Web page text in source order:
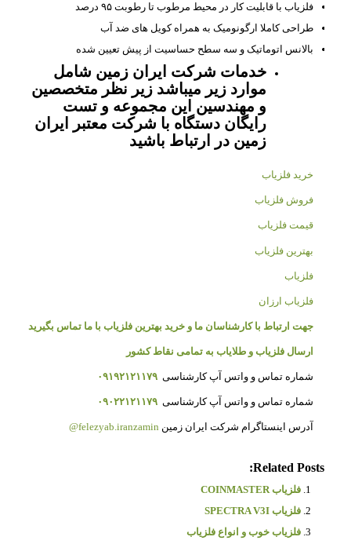
فلزیاب با قابلیت کار در محیط مرطوب تا رطوبت ۹۵ درصد
طراحی کاملا ارگونومیک به همراه کویل های ضد آب
بالانس اتوماتیک و سه سطح حساسیت از پیش تعیین شده
خدمات شرکت ایران زمین شامل
موارد زیر میباشد زیر نظر متخصصین
و مهندسین این مجموعه و تست
رایگان دستگاه با شرکت معتبر ایران
زمین در ارتباط باشید
خرید فلزیاب
فروش فلزیاب
قیمت فلزیاب
بهترین فلزیاب
فلزیاب
فلزیاب ارزان
جهت ارتباط با کارشناسان ما و خرید بهترین فلزیاب با ما تماس بگیرید
ارسال فلزیاب و طلایاب به تمامی نقاط کشور
شماره تماس و واتس آپ کارشناسی ۰۹۱۹۲۱۲۱۱۷۹
شماره تماس و واتس آپ کارشناسی ۰۹۰۲۲۱۲۱۱۷۹
آدرس اینستاگرام شرکت ایران زمین felezyab.iranzamin@
Related Posts:
فلزیاب COINMASTER
فلزیاب SPECTRA V3I
فلزیاب خوب و انواع فلزیاب